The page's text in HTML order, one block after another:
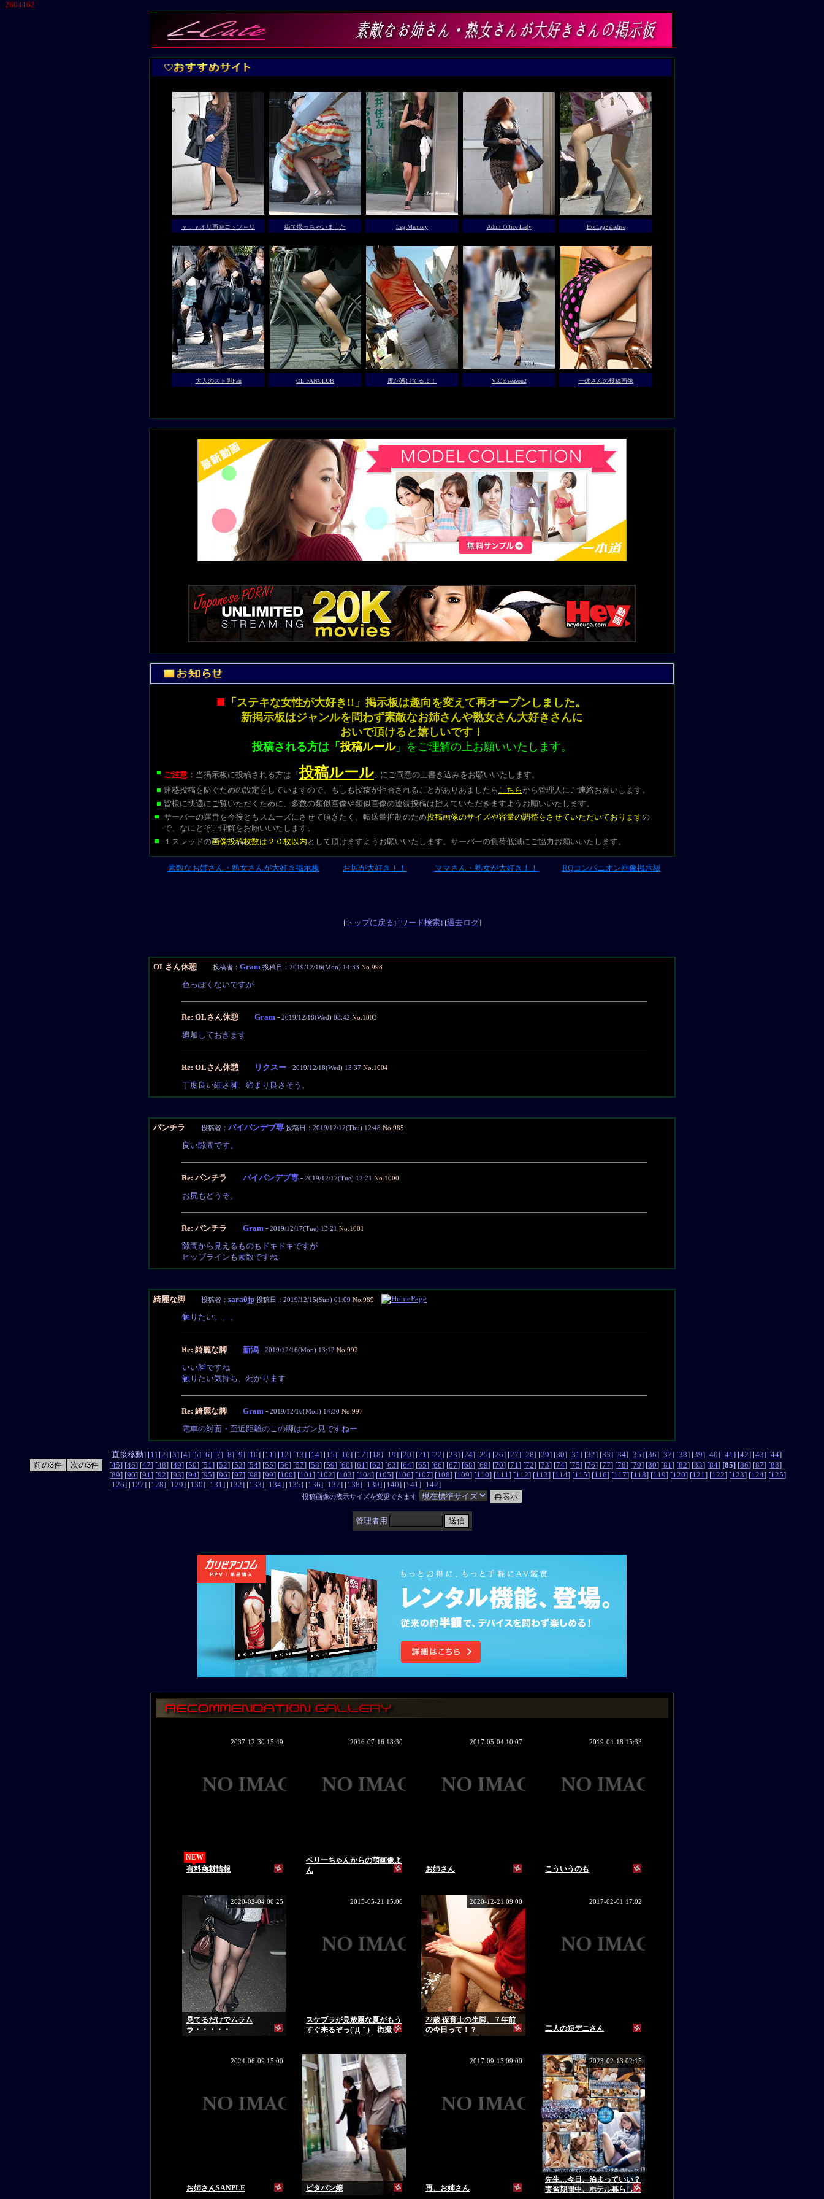
2604162
■ 「ステキな女性が大好き!!」掲示板は趣向を変えて再オープンしました。
新掲示板はジャンルを問わず素敵なお姉さんや熟女さん大好きさんに
おいで頂けると嬉しいです！
投稿される方は「投稿ルール」をご理解の上お願いいたします。
■ ご注意 ：当掲示板に投稿される方は 「投稿ルール 」 にご同意の上書き込みをお願いいたします。
■ 迷惑投稿を防ぐための設定をしていますので、もしも投稿が拒否されることがありあましたら こちらから管理人にご連絡お願いします。
■ 皆様に快適にご覧いただくために、多数の類似画像や類似画像の連続投稿は控えていただきますようお願いいたします。
■ サーバーの運営を今後ともスムーズにさせて頂きたく、転送量抑制のため投稿画像のサイズや容量の調整をさせていただいておりますの
で、なにとぞご理解をお願いいたします。
■
１スレッドの画像投稿枚数は２０枚以内 として頂けますようお願いいたします。サーバーの負荷低減にご協力お願いいたします。
素敵なお姉さん・熟女さんが大好き掲示板 お尻が大好き！！ ママさん・熟女が大好き！！ RQコンパニオン画像掲示板
[トップに戻る] [ワード検索] [過去ログ]
OLさん休憩 投稿者： Gram 投稿日：2019/12/16(Mon) 14:33 No.998
色っぽくないですが
Re: OLさん休憩 Gram - 2019/12/18(Wed) 08:42 No.1003
追加しておきます
Re: OLさん休憩 リクスー - 2019/12/18(Wed) 13:37 No.1004
丁度良い細さ脚、締まり良さそう。
パンチラ 投稿者： パイパンデブ専 投稿日：2019/12/12(Thu) 12:48 No.985
良い隙間です。
Re: パンチラ パイパンデブ専 - 2019/12/17(Tue) 12:21 No.1000
お尻もどうぞ。
Re: パンチラ Gram - 2019/12/17(Tue) 13:21 No.1001
隙間から見えるものもドキドキですが
ヒップラインも素敵ですね
綺麗な脚 投稿者： sara0jp 投稿日：2019/12/15(Sun) 01:09 No.989
触りたい。。。
Re: 綺麗な脚 新潟 - 2019/12/16(Mon) 13:12 No.992
いい脚ですね
触りたい気持ち、わかります
Re: 綺麗な脚 Gram - 2019/12/16(Mon) 14:30 No.997
電車の対面・至近距離のこの脚はガン見ですねー
[直接移動] [1 ] [2] [3] [4] [5] [6] [7] [8] [9] [10] [11 ] [12] [13] [14] [15] [16] [17] [18] [19] [20] [21 ] [22] [23] [24] [25] [26] [27] [28] [29] [30] [31 ] [32] [33] [34] [35] [36] [37] [38] [39] [40] [41 ] [42] [43] [44]
[45] [46] [47] [48] [49] [50] [51 ] [52] [53] [54] [55] [56] [57] [58] [59] [60] [61 ] [62] [63] [64] [65] [66] [67] [68] [69] [70] [71 ] [72] [73] [74] [75] [76] [77] [78] [79] [80] [81 ] [82] [83] [84] [85] [86] [87] [88]
[89] [90] [91 ] [92] [93] [94] [95] [96] [97] [98] [99] [100] [101 ] [102] [103] [104] [105] [106] [107] [108] [109] [110] [111 ] [112] [113] [114] [115] [116] [117] [118] [119] [120] [121 ] [122] [123] [124] [125]
[126] [127] [128] [129] [130] [131 ] [132] [133] [134] [135] [136] [137] [138] [139] [140] [141 ] [142]
投稿画像の表示サイズを変更できます
管理者用